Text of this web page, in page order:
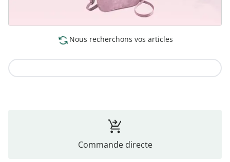
Nous recherchons vos articles
Commande directe